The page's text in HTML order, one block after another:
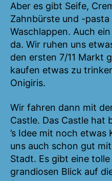
Aber es gibt Seife,
Zahnbürste und -pasta
Waschlappen. Auch
da. Wir ruhen uns
den ersten 7/11 Markt
kaufen etwas zu
Onigiris.
Wir fahren dann mit
Castle. Das Castle hat
’s Idee mit noch
uns auch schon gut
Stadt. Es gibt eine
grandiosen Blick auf